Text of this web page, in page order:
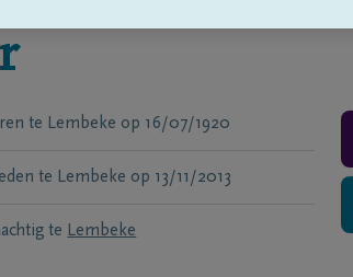
te Lembeke op 16/07/1920
te Lembeke op 13/11/2013
te Lembeke